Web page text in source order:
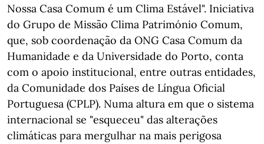
Nossa Casa Comum é um Clima Estável". Iniciativa
do Grupo de Missão Clima Património Comum,
que, sob coordenação da ONG Casa Comum da
Humanidade e da Universidade do Porto, conta
com o apoio institucional, entre outras entidades,
da Comunidade dos Países de Língua Oficial
Portuguesa (CPLP). Numa altura em que o sistema
internacional se "esqueceu" das alterações
climáticas para mergulhar na mais perigosa